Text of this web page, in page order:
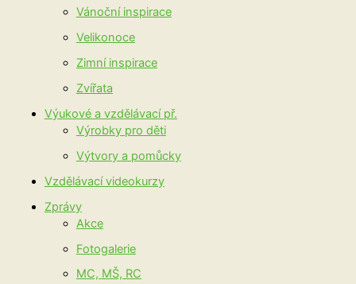
Vánoční inspirace
Velikonoce
Zimní inspirace
Zvířata
Výukové a vzdělávací př.
Výrobky pro děti
Výtvory a pomůcky
Vzdělávací videokurzy
Zprávy
Akce
Fotogalerie
MC, MŠ, RC